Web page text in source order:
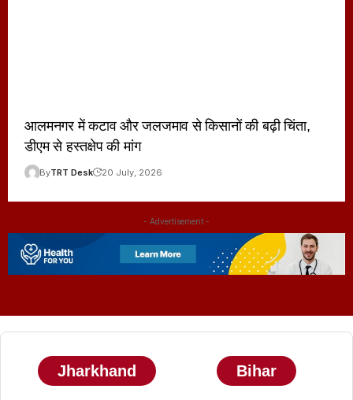
आलमनगर में कटाव और जलजमाव से किसानों की बढ़ी चिंता,
डीएम से हस्तक्षेप की मांग
ByTRT Desk 20 July, 2026
- Advertisement -
Jharkhand Bihar